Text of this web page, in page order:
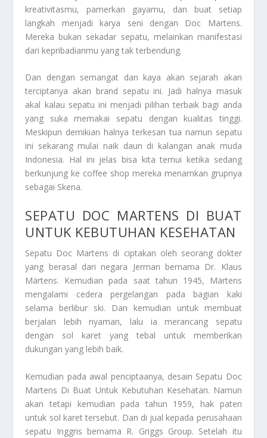
kreativitasmu, pamerkan gayamu, dan buat setiap
langkah menjadi karya seni dengan Doc Martens.
Mereka bukan sekadar sepatu, melainkan manifestasi
dari kepribadianmu yang tak terbendung.
Dan dengan semangat dan kaya akan sejarah akan
terciptanya akan brand sepatu ini. Jadi halnya masuk
akal kalau sepatu ini menjadi pilihan terbaik bagi anda
yang suka memakai sepatu dengan kualitas tinggi.
Meskipun demikian halnya terkesan tua namun sepatu
ini sekarang mulai naik daun di kalangan anak muda
Indonesia. Hal ini jelas bisa kita temui ketika sedang
berkunjung ke coffee shop mereka menamkan grupnya
sebagai Skena.
SEPATU DOC MARTENS DI BUAT
UNTUK KEBUTUHAN KESEHATAN
Sepatu Doc Martens di ciptakan oleh seorang dokter
yang berasal dari negara Jerman bernama Dr. Klaus
Märtens. Kemudian pada saat tahun 1945, Märtens
mengalami cedera pergelangan pada bagian kaki
selama berlibur ski. Dan kemudian untuk membuat
berjalan lebih nyaman, lalu ia merancang sepatu
dengan sol karet yang tebal untuk memberikan
dukungan yang lebih baik.
Kemudian pada awal penciptaanya, desain Sepatu Doc
Martens Di Buat Untuk Kebutuhan Kesehatan. Namun
akan tetapi kemudian pada tahun 1959, hak paten
untuk sol karet tersebut. Dan di jual kepada perusahaan
sepatu Inggris bernama R. Griggs Group. Setelah itu